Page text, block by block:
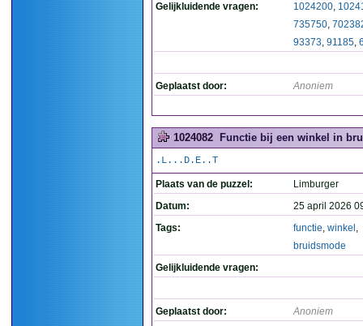
Gelijkluidende vragen:
1024200,
735750,
93373, 91185,
Geplaatst door: Anoniem
1024082 Functie bij een winkel in
.L...D.E..T
Plaats van de puzzel:
Limburger
Datum:
25 april 2026
Tags:
functie, winkel ,
bruidsmode
Gelijkluidende vragen:
Geplaatst door: Anoniem